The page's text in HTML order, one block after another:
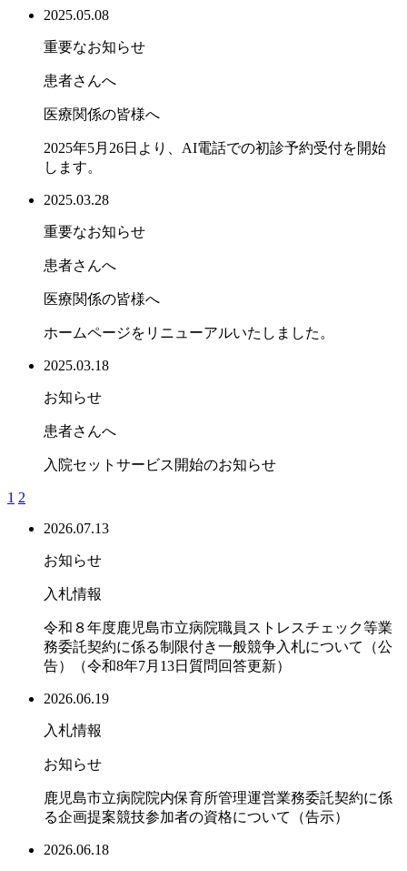
2025.05.08
重要なお知らせ
患者さんへ
医療関係の皆様へ
2025年5月26日より、AI電話での初診予約受付を開始
します。
2025.03.28
重要なお知らせ
患者さんへ
医療関係の皆様へ
ホームページをリニューアルいたしました。
2025.03.18
お知らせ
患者さんへ
入院セットサービス開始のお知らせ
1 2
2026.07.13
お知らせ
入札情報
令和８年度鹿児島市立病院職員ストレスチェック等業
務委託契約に係る制限付き一般競争入札について（公
告）（令和8年7月13日質問回答更新）
2026.06.19
入札情報
お知らせ
鹿児島市立病院院内保育所管理運営業務委託契約に係
る企画提案競技参加者の資格について（告示）
2026.06.18